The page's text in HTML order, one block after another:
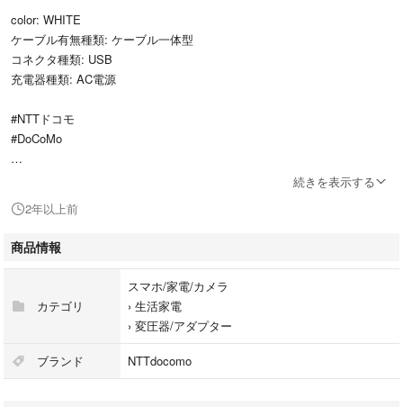
color: WHITE
ケーブル有無種類: ケーブル一体型
コネクタ種類: USB
充電器種類: AC電源
#NTTドコモ
#DoCoMo
タイプ···AC式充電器
続きを表示する
2年以上前
商品情報
カテゴリ
スマホ/家電/カメラ
› 生活家電
› 変圧器/アダプター
ブランド NTTdocomo